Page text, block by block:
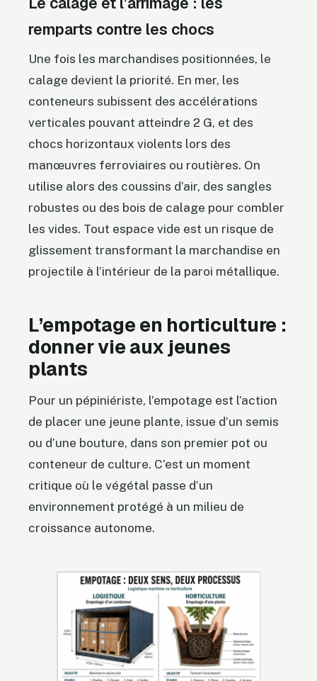
remparts contre les chocs
Une fois les marchandises positionnées, le
calage devient la priorité. En mer, les
conteneurs subissent des accélérations
verticales pouvant atteindre 2 G, et des
chocs horizontaux violents lors des
manœuvres ferroviaires ou routières. On
utilise alors des coussins d’air, des sangles
robustes ou des bois de calage pour combler
les vides. Tout espace vide est un risque de
glissement transformant la marchandise en
projectile à l’intérieur de la paroi métallique.
L’empotage en horticulture :
donner vie aux jeunes
plants
Pour un pépiniériste, l’empotage est l’action
de placer une jeune plante, issue d’un semis
ou d’une bouture, dans son premier pot ou
conteneur de culture. C’est un moment
critique où le végétal passe d’un
environnement protégé à un milieu de
croissance autonome.